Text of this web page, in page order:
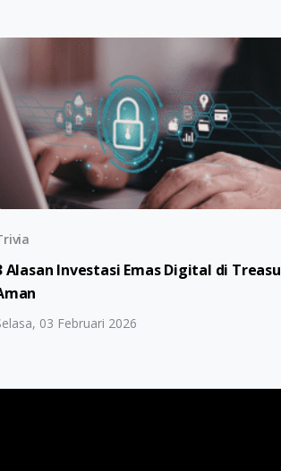
Alasan Investasi Emas Digital di
03 Februari 2026